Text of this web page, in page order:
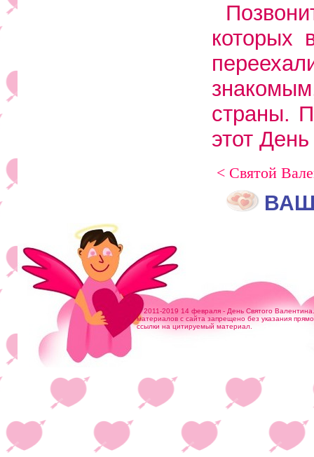
которых
страны.
этот
< Святой
© 2011-2019 14 февраля - День Святого
материалов с сайта запрещено без указания
ссылки на цитируемый материал.